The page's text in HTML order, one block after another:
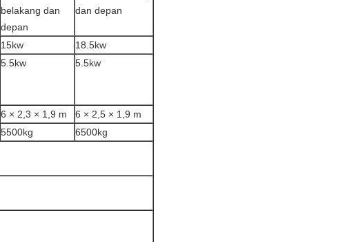
belakang dan
depan
dan depan
15kw
18.5kw
5.5kw 5.5kw
6 × 2,3 × 1,9 m
6 × 2,5 × 1,9 m
5500kg
6500kg